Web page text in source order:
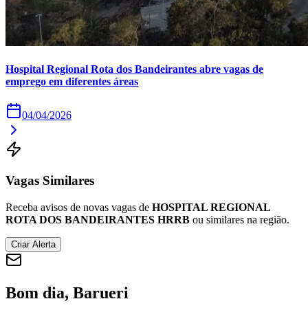
Times - Ir direto
Hospital Regional Rota dos Bandeirantes abre vagas de
emprego em diferentes áreas
04/04/2026
Vagas Similares
Receba avisos de novas vagas de HOSPITAL REGIONAL
ROTA DOS BANDEIRANTES HRRB ou similares na região.
Criar Alerta
Bom dia, Barueri